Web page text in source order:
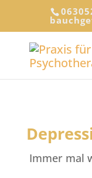
Immer mal